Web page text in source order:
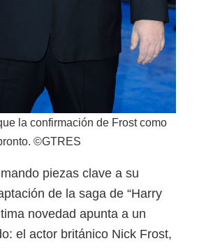
la confirmación de Frost como
©GTRES
piezas clave a su
de la saga de “Harry
novedad apunta a un
el actor británico Nick Frost,